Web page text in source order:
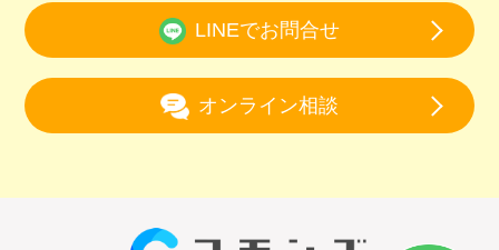
LINEでお問合せ
オンライン相談